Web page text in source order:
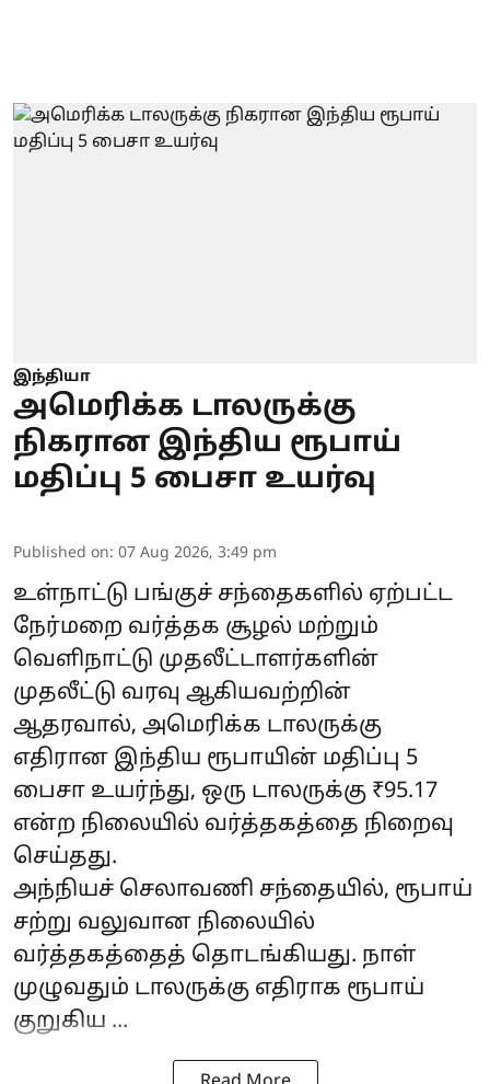
இந்தியா
அமெரிக்க டாலருக்கு
நிகரான இந்திய ரூபாய்
மதிப்பு 5 பைசா உயர்வு
Published on: 07 Aug 2026, 3:49 pm
உள்நாட்டு பங்குச் சந்தைகளில் ஏற்பட்ட
நேர்மறை வர்த்தக சூழல் மற்றும்
வெளிநாட்டு முதலீட்டாளர்களின்
முதலீட்டு வரவு ஆகியவற்றின்
ஆதரவால், அமெரிக்க டாலருக்கு
எதிரான இந்திய ரூபாயின் மதிப்பு 5
பைசா உயர்ந்து, ஒரு டாலருக்கு ₹95.17
என்ற நிலையில் வர்த்தகத்தை நிறைவு
செய்தது.
அந்நியச் செலாவணி சந்தையில், ரூபாய்
சற்று வலுவான நிலையில்
வர்த்தகத்தைத் தொடங்கியது. நாள்
முழுவதும் டாலருக்கு எதிராக ரூபாய்
குறுகிய ...